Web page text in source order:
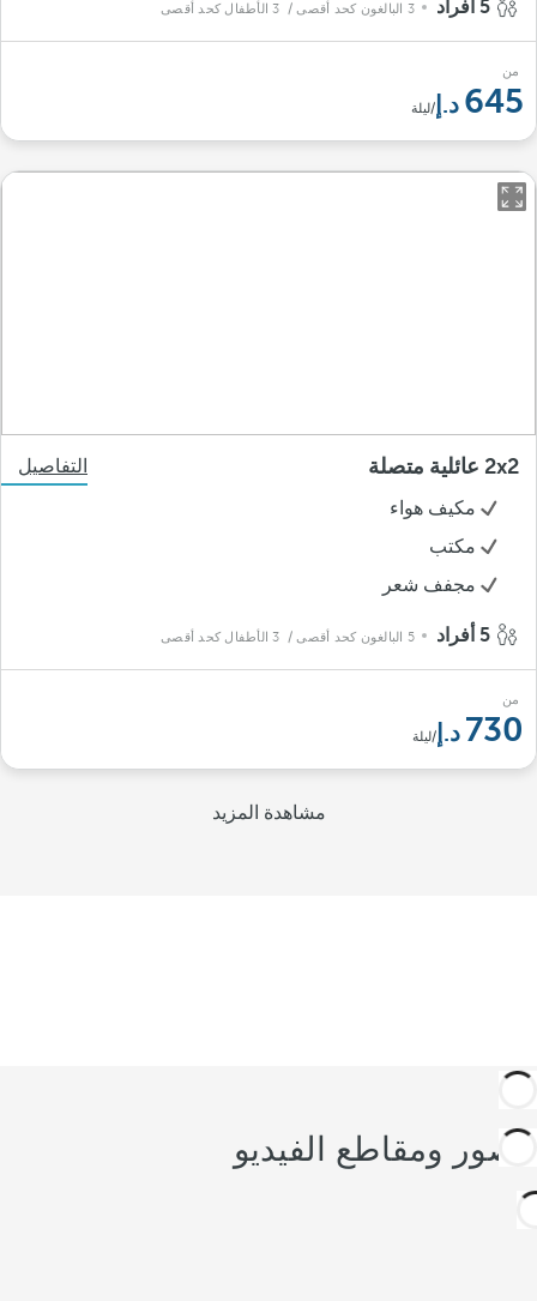
3 البالغون كحد أقصى / 3 الأطفال كحد أقصى
من
645 /ليلة
2x2 عائلية متصلة
التفاصيل
مكيف هواء
مكتب
مجفف شعر
5 البالغون كحد أقصى / 3 الأطفال كحد أقصى
من
730 /ليلة
مشاهدة المزيد
الصور ومقاطع الفيديو